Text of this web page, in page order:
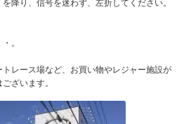
降り、信号を迷わず、左折してください。
。
レース場など、お買い物やレジャー施設が
ざいます。